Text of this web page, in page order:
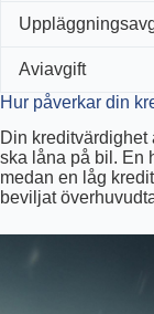
Aviavgift
Hur påverkar din
Din kreditvärdighet
ska låna på bil. En
medan en låg
beviljat